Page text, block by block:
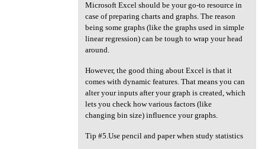
Microsoft Excel should be your go-to resource in
case of preparing charts and graphs. The reason
being some graphs (like the graphs used in simple
linear regression) can be tough to wrap your head
around.
However, the good thing about Excel is that it
comes with dynamic features. That means you can
alter your inputs after your graph is created, which
lets you check how various factors (like
changing bin size) influence your graphs.
Tip #5.Use pencil and paper when study statistics